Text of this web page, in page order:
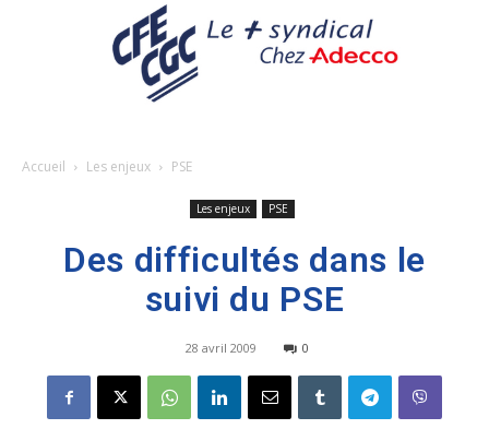
Accueil Les enjeux PSE
Les enjeux PSE
Des difficultés dans le
suivi du PSE
28 avril 2009 0